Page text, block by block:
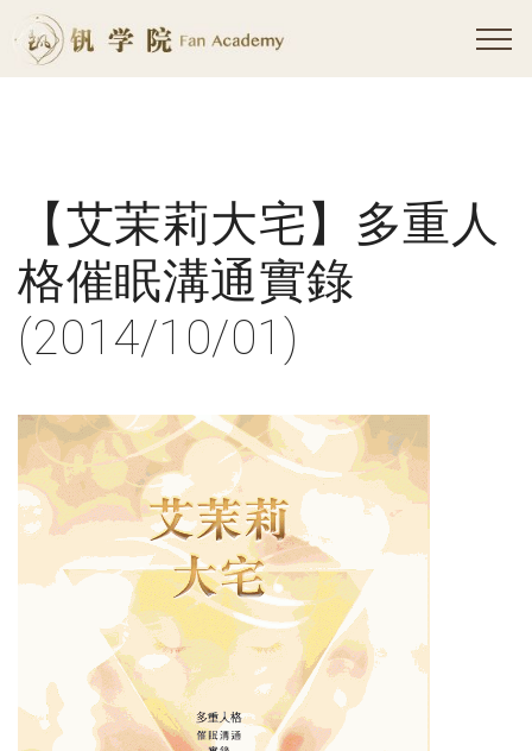
【艾茉莉大宅】多重人
格催眠溝通實錄
(2014/10/01)